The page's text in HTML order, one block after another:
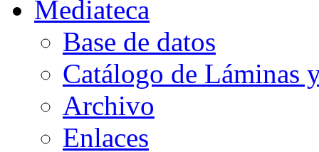
Mediateca
Base de datos
Catálogo de Láminas
Archivo
Enlaces